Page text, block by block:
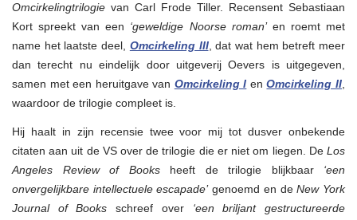
Omcirkelingtrilogie van Carl Frode Tiller. Recensent Sebastiaan
Kort spreekt van een ‘geweldige Noorse roman’en roemt met
name het laatste deel, Omcirkeling III, dat wat hem betreft meer
dan terecht nu eindelijk door uitgeverij Oevers is uitgegeven,
samen met een heruitgave van Omcirkeling I enOmcirkeling II
waardoor de trilogie compleet is.
Hij haalt in zijn recensie twee voor mij tot dusver onbekende
citaten aan uit de VS over de trilogie die er niet om liegen. De Los
Angeles Review of Booksheeft de trilogie blijkbaar ‘een
onvergelijkbare intellectuele escapade’genoemd en deNew York
Journal of Books schreef over ‘een briljant gestructureerde